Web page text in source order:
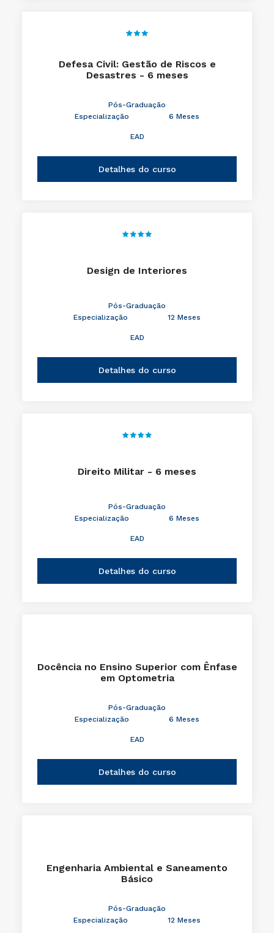
Defesa Civil: Gestão de Riscos e
Desastres - 6 meses
Pós-Graduação
Especialização
6 Meses
EAD
Detalhes do curso
Design de Interiores
Pós-Graduação
Especialização
12 Meses
EAD
Detalhes do curso
Direito Militar - 6 meses
Pós-Graduação
Especialização
6 Meses
EAD
Detalhes do curso
Docência no Ensino Superior com Ênfase
em Optometria
Pós-Graduação
Especialização
6 Meses
EAD
Detalhes do curso
Engenharia Ambiental e Saneamento
Básico
Pós-Graduação
Especialização
12 Meses